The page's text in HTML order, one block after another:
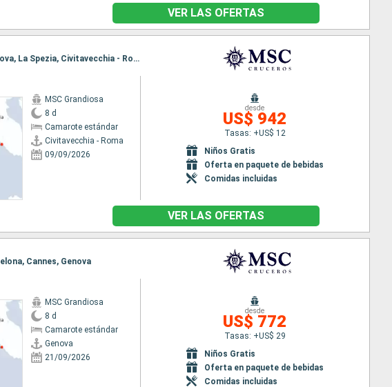
VER LAS OFERTAS
Itinerario : Civitavecchia - Roma, Palma de Mallorca, Barcelona, Cannes, Genova, La Spezia, Civitavecchia - Roma
MSC Grandiosa
8 d
Camarote estándar
Civitavecchia - Roma
09/09/2026
desde
US$ 942
Tasas: +US$ 12
Niños Gratis
Oferta en paquete de bebidas
Comidas incluidas
VER LAS OFERTAS
Cannes, Genova
MSC Grandiosa
8 d
Camarote estándar
Genova
21/09/2026
desde
US$ 772
Tasas: +US$ 29
Niños Gratis
Oferta en paquete de bebidas
Comidas incluidas